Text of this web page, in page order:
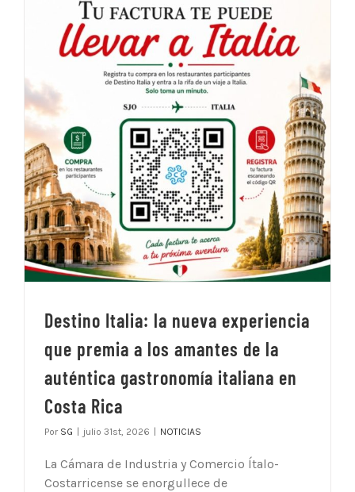
Destino Italia: la nueva experiencia
que premia a los amantes de la
auténtica gastronomía italiana en
Costa Rica
Por SG | julio 31st, 2026 | NOTICIAS
La Cámara de Industria y Comercio Ítalo-
Costarricense se enorgullece de